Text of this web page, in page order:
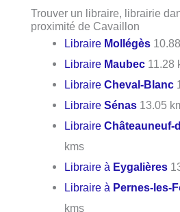
Trouver un libraire, librairie
proximité de Cavaillon
Libraire Mollégès
Libraire Maubec 11.28
LibraireCheval-Blanc
LibraireSénas 13.05
LibraireChâteauneuf-
kms
Libraire à Eygalières
Libraire à Pernes-les-
kms